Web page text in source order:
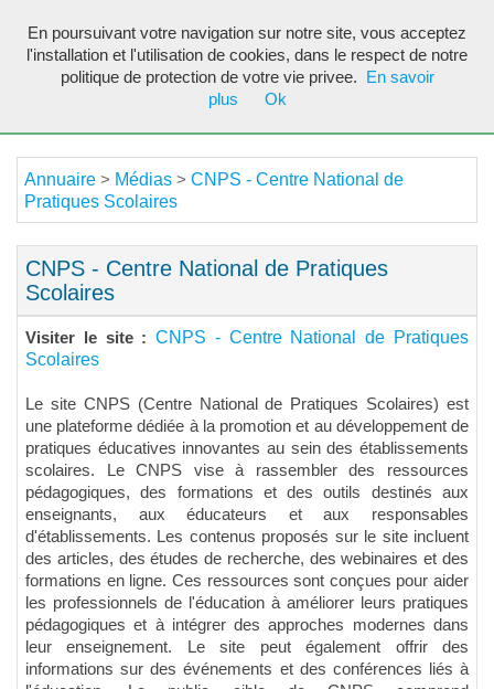
Annuaire > Médias > CNPS - Centre National de
Pratiques Scolaires
CNPS - Centre National de Pratiques
Scolaires
Visiter le site :CNPS - Centre National de Pratiques
Scolaires
Le site CNPS (Centre National de Pratiques Scolaires) est
une plateforme dédiée à la promotion et au développement de
pratiques éducatives innovantes au sein des établissements
scolaires. Le CNPS vise à rassembler des ressources
pédagogiques, des formations et des outils destinés aux
enseignants, aux éducateurs et aux responsables
d'établissements. Les contenus proposés sur le site incluent
des articles, des études de recherche, des webinaires et des
formations en ligne. Ces ressources sont conçues pour aider
les professionnels de l'éducation à améliorer leurs pratiques
pédagogiques et à intégrer des approches modernes dans
leur enseignement. Le site peut également offrir des
informations sur des événements et des conférences liés à
En poursuivant votre navigation sur notre site, vous acceptez
l'installation et l'utilisation de cookies, dans le respect de notre
politique de protection de votre vie privee.
En savoir
plus
Ok